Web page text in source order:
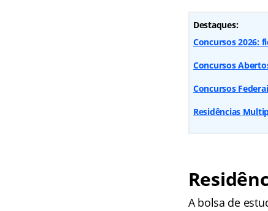
Destaques:
Concursos 2026:
Concursos
Concursos
Residências
A bolsa de